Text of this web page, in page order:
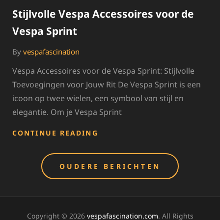
Stijlvolle Vespa Accessoires voor de
Vespa Sprint
By vespafascination
Vespa Accessoires voor de Vespa Sprint: Stijlvolle
Toevoegingen voor Jouw Rit De Vespa Sprint is een
icoon op twee wielen, een symbool van stijl en
elegantie. Om je Vespa Sprint
CONTINUE READING
ACCESSOIRES
DE
VESPA
Berichten
OUDERE BERICHTEN
Copyright © 2026 vespafascination.com. All Rights